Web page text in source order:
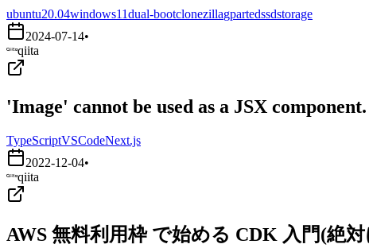
ubuntu20.04windows11dual-bootclonezillagpartedssdstorage
2024-07-14•
qiita
'Image' cannot be used as a JSX
TypeScriptVSCodeNext.js
2022-12-04•
qiita
AWS 無料利用枠 で始める CDK 入門(絶